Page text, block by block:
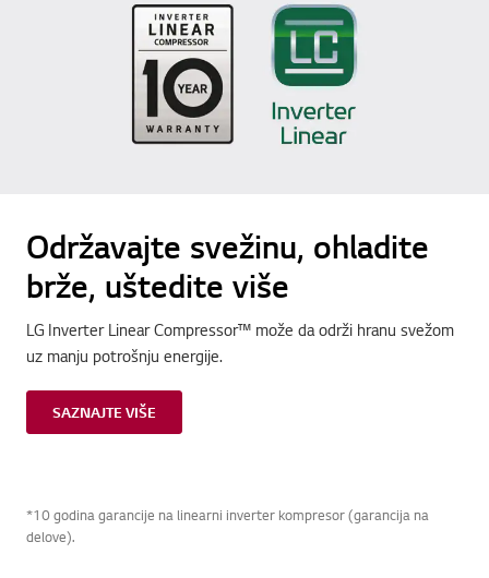
Održavajte svežinu, ohladite
brže, uštedite više
LG Inverter Linear Compressor™ može da održi hranu svežom
uz manju potrošnju energije.
SAZNAJTE VIŠE
*10 godina garancije na linearni inverter kompresor (garancija na
delove).